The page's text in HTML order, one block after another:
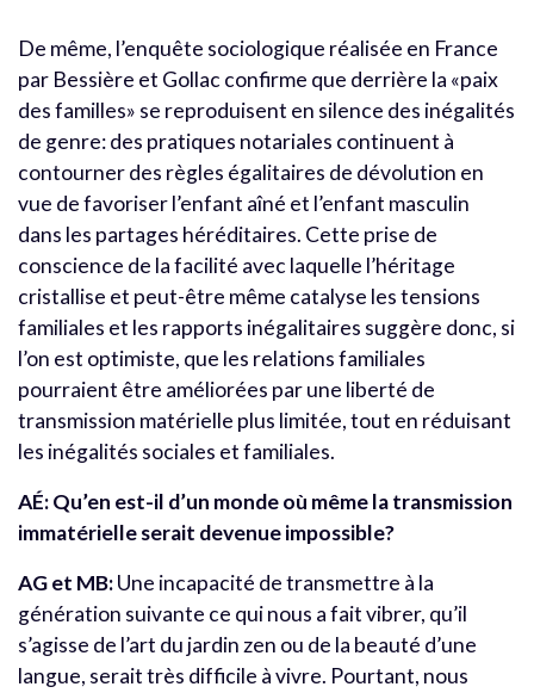
De même, l’enquête sociologique réalisée en France
par Bessière et Gollac confirme que derrière la «paix
des familles» se reproduisent en silence des inégalités
de genre: des pratiques notariales continuent à
contourner des règles égalitaires de dévolution en
vue de favoriser l’enfant aîné et l’enfant masculin
dans les partages héréditaires. Cette prise de
conscience de la facilité avec laquelle l’héritage
cristallise et peut-être même catalyse les tensions
familiales et les rapports inégalitaires suggère donc, si
l’on est optimiste, que les relations familiales
pourraient être améliorées par une liberté de
transmission matérielle plus limitée, tout en réduisant
les inégalités sociales et familiales.
AÉ: Qu’en est-il d’un monde où même la transmission
immatérielle serait devenue impossible?
AG et MB:Une incapacité de transmettre à la
génération suivante ce qui nous a fait vibrer, qu’il
s’agisse de l’art du jardin zen ou de la beauté d’une
langue, serait très difficile à vivre. Pourtant, nous